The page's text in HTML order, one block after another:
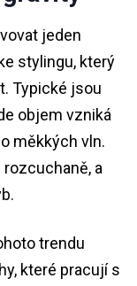
jeden
stylingu, který
Typické jsou
objem vzniká
měkkých vln.
rozcuchaně, a
trendu
které pracují s